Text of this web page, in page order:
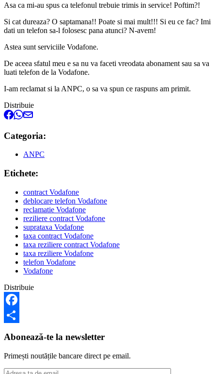
Asa ca mi-au spus ca telefonul trebuie trimis in service! Poftim?!
Si cat dureaza? O saptamana!! Poate si mai mult!!! Si eu ce fac? Imi
dati un telefon sa-l folosesc pana atunci? N-avem!
Astea sunt serviciile Vodafone.
De aceea sfatul meu e sa nu va faceti vreodata abonament sau sa va
luati telefon de la Vodafone.
I-am reclamat si la ANPC, o sa va spun ce raspuns am primit.
Distribuie
Categoria:
ANPC
Etichete:
contract Vodafone
deblocare telefon Vodafone
reclamatie Vodafone
reziliere contract Vodafone
suprataxa Vodafone
taxa contract Vodafone
taxa reziliere contract Vodafone
taxa reziliere Vodafone
telefon Vodafone
Vodafone
Distribuie
Facebook
Abonează-te la newsletter
Primești noutățile bancare direct pe email.